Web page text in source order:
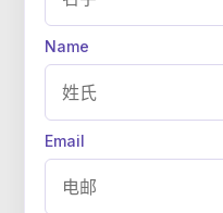
Name
Email